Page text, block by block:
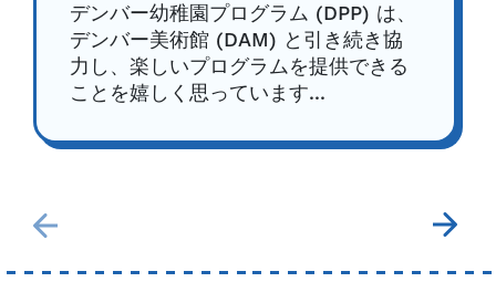
デンバー幼稚園プログラム (DPP) は、
デンバー美術館 (DAM) と引き続き協
力し、楽しいプログラムを提供できる
ことを嬉しく思っています...